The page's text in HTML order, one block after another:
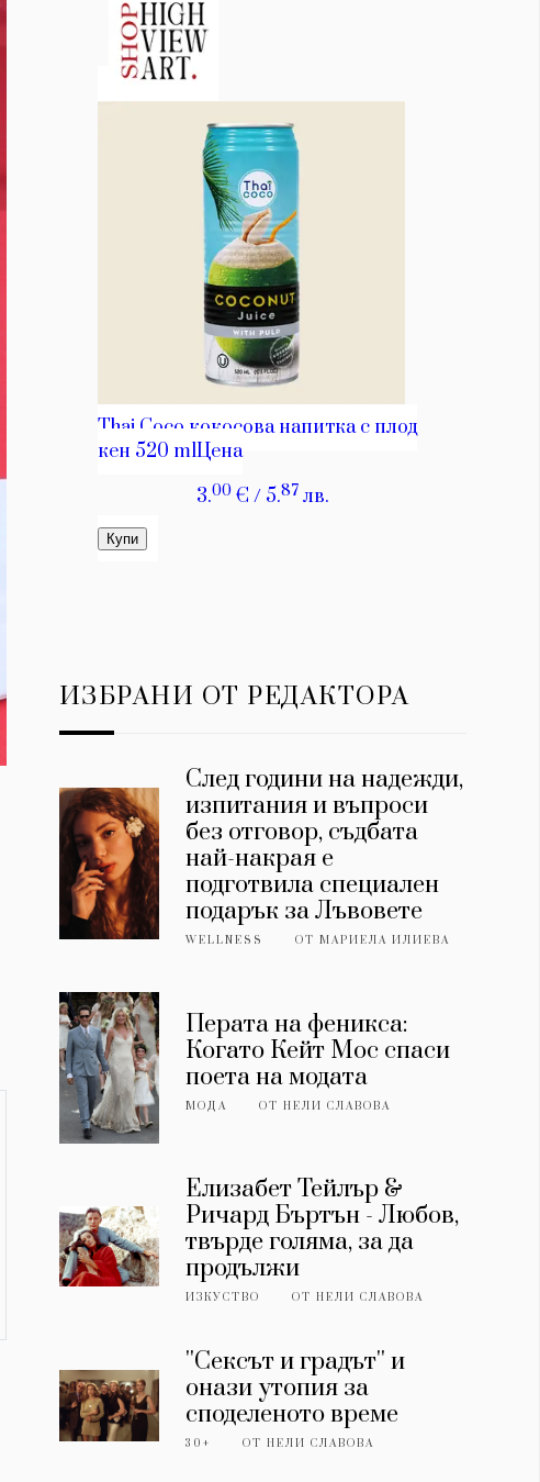
ИЗБРАНИ ОТ РЕДАКТОРА
След години на надежди,
изпитания и въпроси
без отговор, съдбата
най-накрая е
подготвила специален
подарък за Лъвовете
WELLNESS ОТМАРИЕЛА ИЛИЕВА
Перата на феникса:
Когато Кейт Мос спаси
поета на модата
МОДА ОТНЕЛИ СЛАВОВА
Елизабет Тейлър &
Ричард Бъртън - Любов,
твърде голяма, за да
продължи
ИЗКУСТВО ОТНЕЛИ СЛАВОВА
''Сексът и градът'' и
онази утопия за
споделеното време
30+ ОТНЕЛИ СЛАВОВА